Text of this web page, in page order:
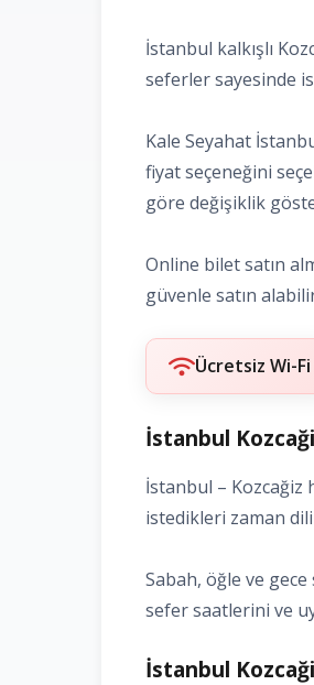
İstanbul kalkışlı
seferler sayesinde
Kale Seyahat
fiyat seçeneğini
göre değişiklik
Online bilet satın
güvenle satın
Ücretsiz Wi-Fi
İstanbul
İstanbul –
istedikleri zaman
Sabah, öğle ve
sefer saatlerini ve
İstanbul